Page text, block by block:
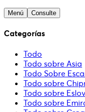
Menú Consulte
Categorías
Todo
Todo sobre Asia
Todo Sobre
Todo sobre
Todo sobre
Todo sobre